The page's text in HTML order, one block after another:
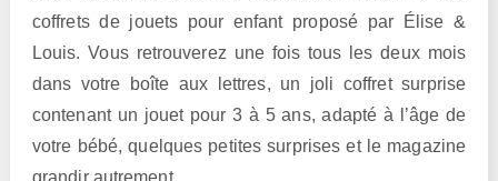
coffrets de jouets pour enfant proposé par Élise &
Louis. Vous retrouverez une fois tous les deux mois
dans votre boîte aux lettres, un joli coffret surprise
contenant un jouet pour 3 à 5 ans, adapté à l’âge de
votre bébé, quelques petites surprises et le magazine
grandir autrement.